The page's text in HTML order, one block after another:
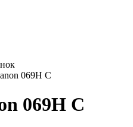
069H C
069H C